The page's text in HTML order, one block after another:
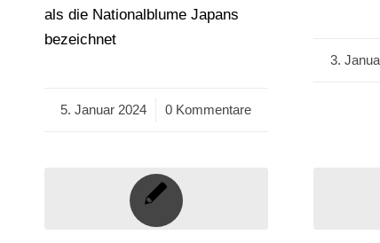
als die Nationalblume Japans
bezeichnet
5. Januar 2024
/ 0 Kommentare
3. /